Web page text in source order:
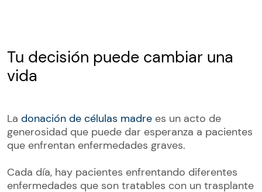
Tu decisión puede cambiar una
vida
La donación de células madre es un acto de
generosidad que puede dar esperanza a pacientes
que enfrentan enfermedades graves.
Cada día, hay pacientes enfrentando diferentes
enfermedades que son tratables con un trasplante